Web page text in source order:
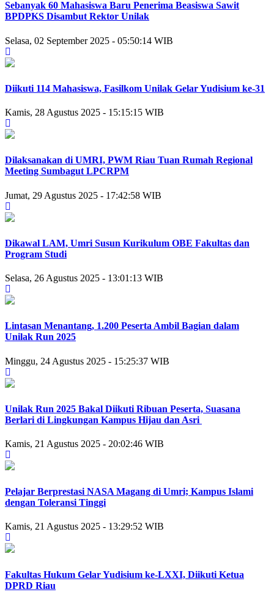
Sebanyak 60 Mahasiswa Baru Penerima Beasiswa Sawit
BPDPKS Disambut Rektor Unilak
Selasa, 02 September 2025 - 05:50:14 WIB
Diikuti 114 Mahasiswa, Fasilkom Unilak Gelar Yudisium ke-31
Kamis, 28 Agustus 2025 - 15:15:15 WIB
Dilaksanakan di UMRI, PWM Riau Tuan Rumah Regional
Meeting Sumbagut LPCRPM
Jumat, 29 Agustus 2025 - 17:42:58 WIB
Dikawal LAM, Umri Susun Kurikulum OBE Fakultas dan
Program Studi
Selasa, 26 Agustus 2025 - 13:01:13 WIB
Lintasan Menantang, 1.200 Peserta Ambil Bagian dalam
Unilak Run 2025
Minggu, 24 Agustus 2025 - 15:25:37 WIB
Unilak Run 2025 Bakal Diikuti Ribuan Peserta, Suasana
Berlari di Lingkungan Kampus Hijau dan Asri
Kamis, 21 Agustus 2025 - 20:02:46 WIB
Pelajar Berprestasi NASA Magang di Umri; Kampus Islami
dengan Toleransi Tinggi
Kamis, 21 Agustus 2025 - 13:29:52 WIB
Fakultas Hukum Gelar Yudisium ke-LXXI, Diikuti Ketua
DPRD Riau